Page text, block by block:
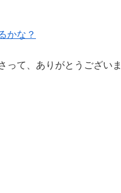
かな？
って、ありがとうございま